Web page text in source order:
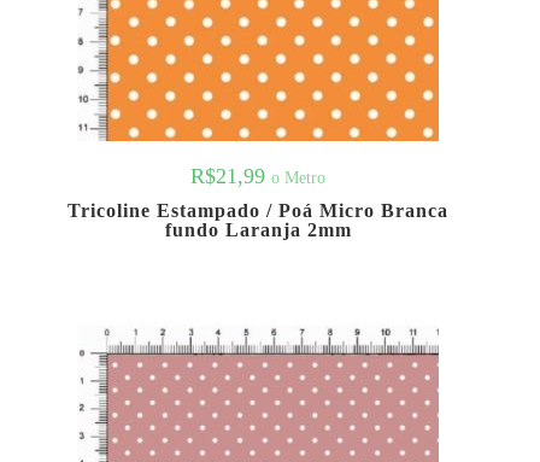
R$21,99 o Metro
Tricoline Estampado / Poá Micro Branca
fundo Laranja 2mm